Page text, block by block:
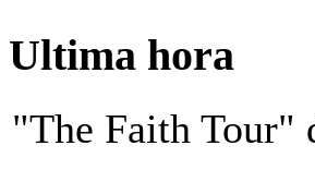
Ultima hora
"The Faith Tour"